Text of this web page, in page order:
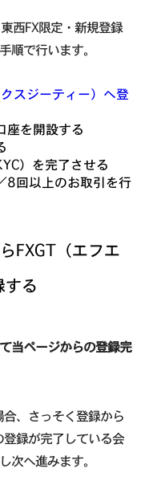
西FX限定・新規登録
順で行います。
スジーティー）へ登
座を開設する
）を完了させる
8回以上のお取引を行
FXGT（エフエ
する
当ページからの登録完
、さっそく登録から
登録が完了している会
次へ進みます。